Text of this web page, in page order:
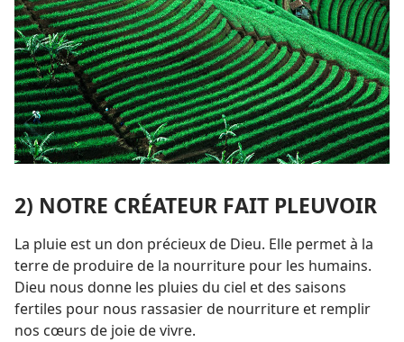
2) NOTRE CRÉATEUR FAIT PLEUVOIR
La pluie est un don précieux de Dieu. Elle permet à la
terre de produire de la nourriture pour les humains.
Dieu nous donne les pluies du ciel et des saisons
fertiles pour nous rassasier de nourriture et remplir
nos cœurs de joie de vivre.